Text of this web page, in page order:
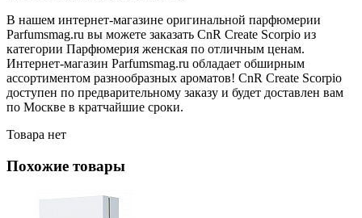
В нашем интернет-магазине оригинальной парфюмерии
Parfumsmag.ru вы можете заказать CnR Create Scorpio из
категории Парфюмерия женская по отличным ценам.
Интернет-магазин Parfumsmag.ru обладает обширным
ассортиментом разнообразных ароматов! CnR Create Scorpio
доступен по предварительному заказу и будет доставлен вам
по Москве в кратчайшие сроки.
Товара нет
Похожие товары